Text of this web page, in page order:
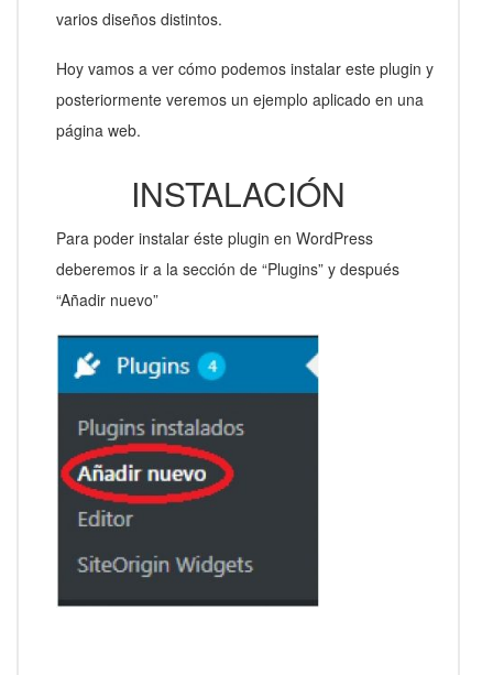
varios diseños distintos.
Hoy vamos a ver cómo podemos instalar este plugin y
posteriormente veremos un ejemplo aplicado en una
página web.
INSTALACIÓN
Para poder instalar éste plugin en WordPress
deberemos ir a la sección de “Plugins” y después
“Añadir nuevo”